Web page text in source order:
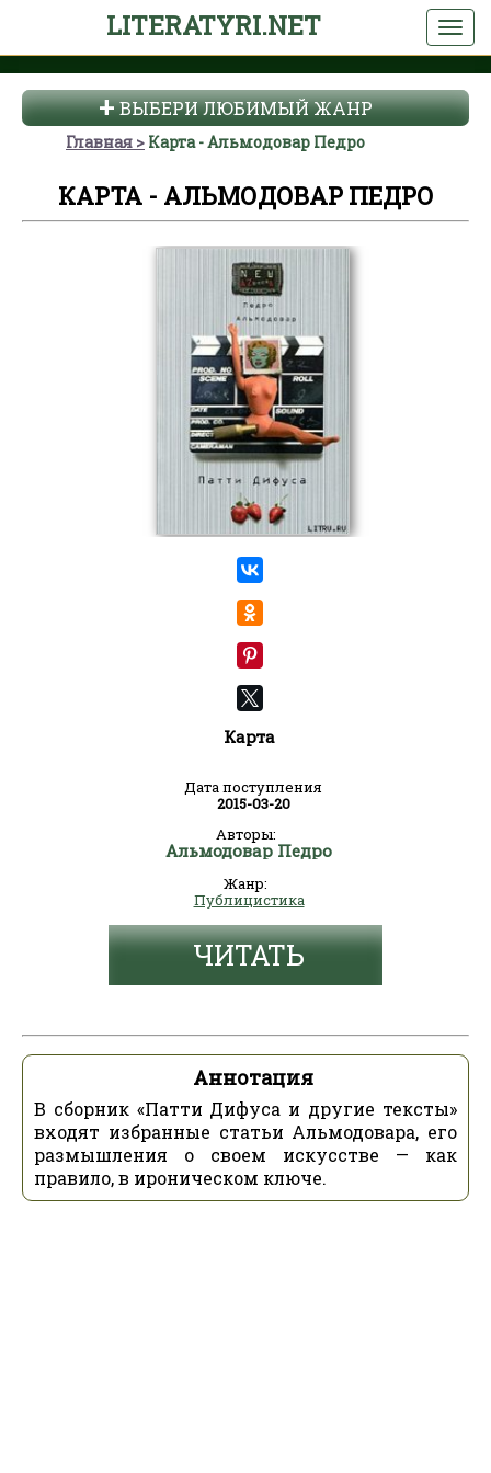
LITERATYRI.NET
ВЫБЕРИ ЛЮБИМЫЙ ЖАНР
Главная Карта - Альмодовар Педро
КАРТА - АЛЬМОДОВАР ПЕДРО
Карта
Дата поступления
2015-03-20
Авторы:
Альмодовар Педро
Жанр:
Публицистика
ЧИТАТЬ
Аннотация
В сборник «Патти Дифуса и другие тексты»
входят избранные статьи Альмодовара, его
размышления о своем искусстве — как
правило, в ироническом ключе.